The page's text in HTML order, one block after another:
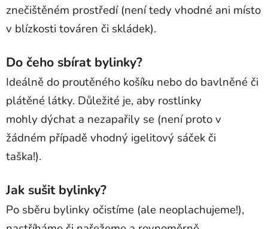
znečištěném prostředí (není tedy vhodné ani místo
v blízkosti továren či skládek).
Do čeho sbírat bylinky?
Ideálně do proutěného košíku nebo do bavlněné či
plátěné látky. Důležité je, aby rostlinky
mohly dýchat a nezapařily se (není proto v
žádném případě vhodný igelitový sáček či
taška!).
Jak sušit bylinky?
Po sběru bylinky očistíme (ale neoplachujeme!),